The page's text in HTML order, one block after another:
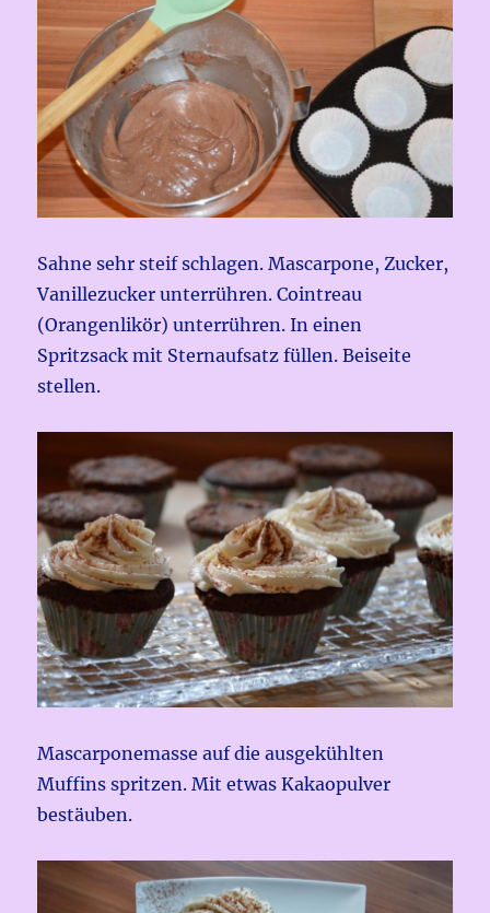
Sahne sehr steif schlagen. Mascarpone, Zucker,
Vanillezucker unterrühren. Cointreau
(Orangenlikör) unterrühren. In einen
Spritzsack mit Sternaufsatz füllen. Beiseite
stellen.
Mascarponemasse auf die ausgekühlten
Muffins spritzen. Mit etwas Kakaopulver
bestäuben.